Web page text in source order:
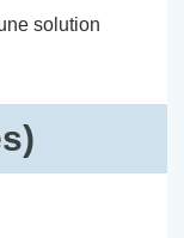
solution